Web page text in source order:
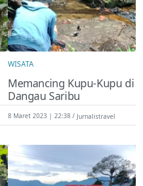
WISATA
Memancing Kupu-Kupu di
Dangau Saribu
8 Maret 2023 | 22:38 Jurnalistravel